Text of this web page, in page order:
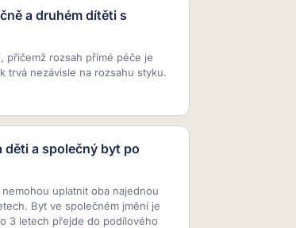
a druhém dítěti s
přičemž rozsah přímé péče je
trvá nezávisle na rozsahu styku.
děti a společný byt po
uplatnit oba najednou
Byt ve společném jmění je
3 letech přejde do podílového